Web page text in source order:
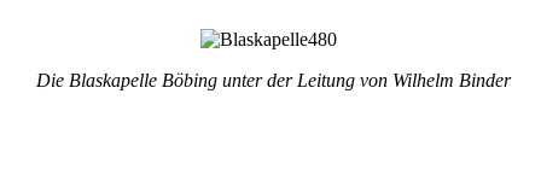
Die Blaskapelle Böbing unter der Leitung von Wilhelm Binder